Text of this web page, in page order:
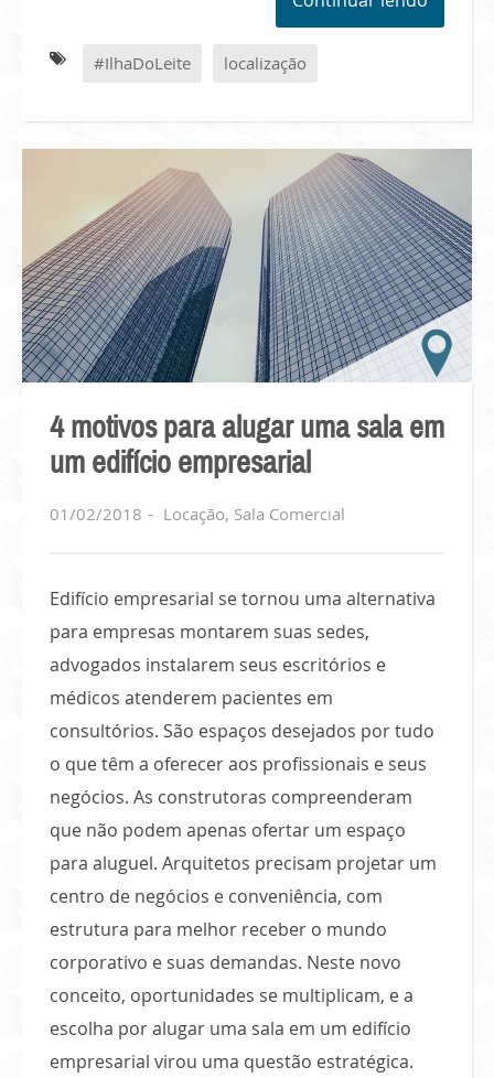
#IlhaDoLeite localização
4 motivos para alugar uma sala em
um edifício empresarial
01/02/2018 Locação, Sala Comercial
Edifício empresarial se tornou uma alternativa
para empresas montarem suas sedes,
advogados instalarem seus escritórios e
médicos atenderem pacientes em
consultórios. São espaços desejados por tudo
o que têm a oferecer aos profissionais e seus
negócios. As construtoras compreenderam
que não podem apenas ofertar um espaço
para aluguel. Arquitetos precisam projetar um
centro de negócios e conveniência, com
estrutura para melhor receber o mundo
corporativo e suas demandas. Neste novo
conceito, oportunidades se multiplicam, e a
escolha por alugar uma sala em um edifício
empresarial virou uma questão estratégica.